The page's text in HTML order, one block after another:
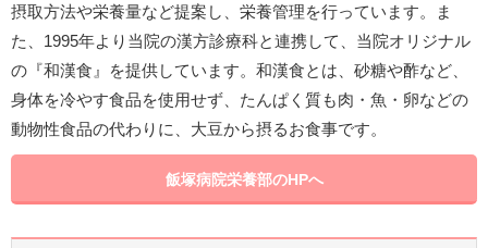
摂取方法や栄養量など提案し、栄養管理を行っています。ま
た、1995年より当院の漢方診療科と連携して、当院オリジナル
の『和漢食』を提供しています。和漢食とは、砂糖や酢など、
身体を冷やす食品を使用せず、たんぱく質も肉・魚・卵などの
動物性食品の代わりに、大豆から摂るお食事です。
飯塚病院栄養部のHPへ